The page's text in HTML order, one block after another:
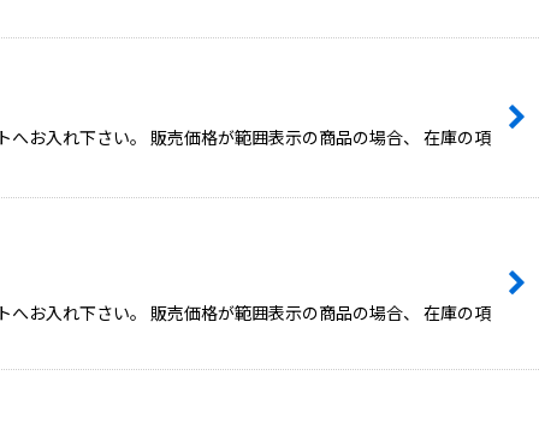
お入れ下さい。 販売価格が範囲表示の商品の場合、 在庫の項
お入れ下さい。 販売価格が範囲表示の商品の場合、 在庫の項